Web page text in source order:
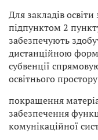
Для закладів
підпунктом 2
забезпечують
дистанційною
субвенції
освітнього
покращення
забезпечення
комунікаційної